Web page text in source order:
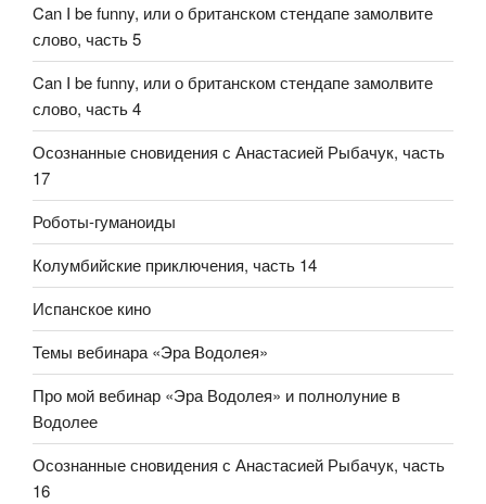
Can I be funny, или о британском стендапе замолвите
слово, часть 5
Can I be funny, или о британском стендапе замолвите
слово, часть 4
Осознанные сновидения с Анастасией Рыбачук, часть
17
Роботы-гуманоиды
Колумбийские приключения, часть 14
Испанское кино
Темы вебинара «Эра Водолея»
Про мой вебинар «Эра Водолея» и полнолуние в
Водолее
Осознанные сновидения с Анастасией Рыбачук, часть
16